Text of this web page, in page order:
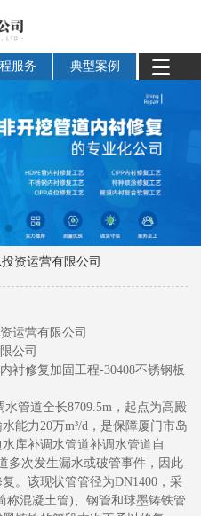
服务 典型案例
资运营有限公司
运营有限公司
公司
衬修复加固工程-30408不锈钢板
管道全长8709.5m，起点为高殿
能力20万m³/d，是保障厦门市岛
库补调水管道补调水管道自
多次发生漏水或破管事件，因此
。该现状管管径为DN1400，采
称混凝土管)、钢管和球墨铸铁管